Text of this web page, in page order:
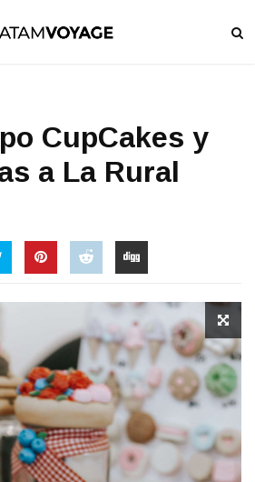
CupCakes y
a La Rural